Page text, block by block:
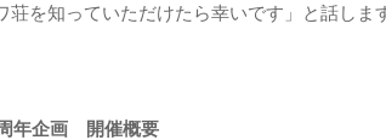
荘を知っていただけたら幸いです」と話しま
年企画 開催概要